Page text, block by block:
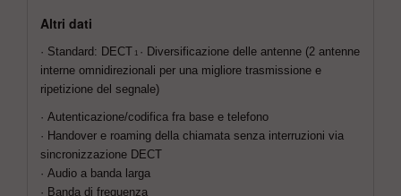
Altri dati
· Standard: DECT 1 · Diversificazione delle antenne (2 antenne
interneomnidirezionali per una migliore trasmissione e
ripetizione del segnale)
· Autenticazione/codifica fra base e telefono
· Handover e roaming della chiamata senza interruzioni via
sincronizzazione DECT
· Audio a banda larga
· Banda di frequenza